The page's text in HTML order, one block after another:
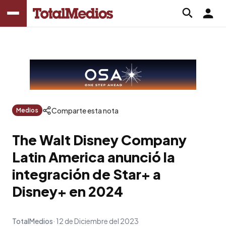
Medios Comparte esta nota
The Walt Disney Company
Latin America anunció la
integración de Star+ a
Disney+ en 2024
TotalMedios 12 de Diciembre del 2023